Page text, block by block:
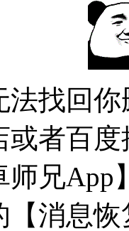
法找回
或者百度
师兄App
【消息